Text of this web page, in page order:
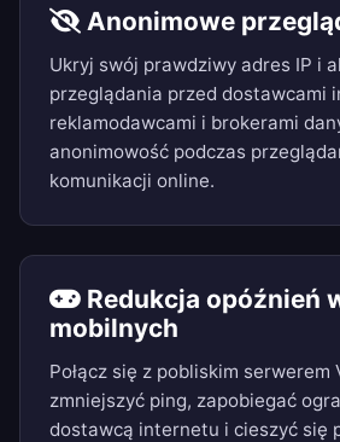
Anonimowe
Ukryj swój prawdziwy adres IP i
przeglądania przed dostawcami
reklamodawcami i brokerami
anonimowość podczas
komunikacji online.
Redukcja opóźnień
mobilnych
Połącz się z pobliskim serwerem
zmniejszyć ping, zapobiegać
dostawcą internetu i cieszyć się